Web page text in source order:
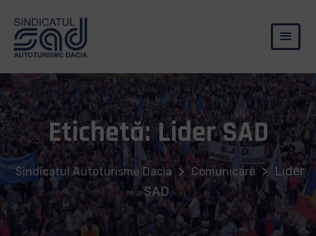
Etichetă:Lider SAD
Sindicatul Autoturisme Dacia > Comunicare > Lider
SAD